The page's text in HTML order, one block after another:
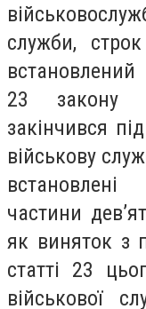
служби,
23 закону
закінчився
військову
частини
як виняток з
статті 23
військової